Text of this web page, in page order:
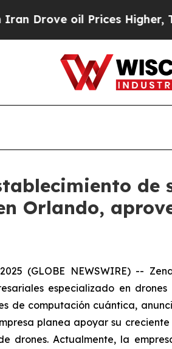
Prices Higher, Trump
de
Orlando,
(GLOBE NEWSWIRE) --
especializado en
de computación cuántica,
planea apoyar su
drones. Actualmente, la